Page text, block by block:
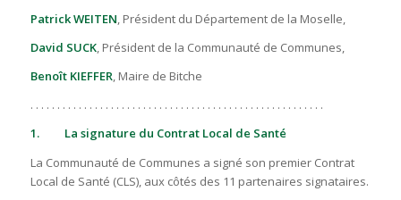
Patrick WEITEN, Président du Département de la Moselle,
David SUCK, Président de la Communauté de Communes,
Benoît KIEFFER, Maire de Bitche
. . . . . . . . . . . . . . . . . . . . . . . . . . . . . . . . . . . . . . . . . . . . . . . . . . . . . . .
1. La signature du Contrat Local de Santé
La Communauté de Communes a signé son premier Contrat
Local de Santé (CLS), aux côtés des 11 partenaires signataires.